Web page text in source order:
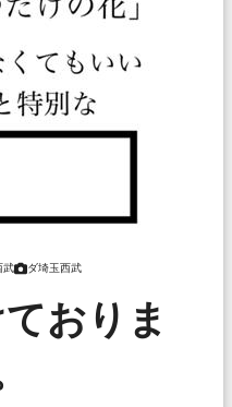
武 ダ埼玉西武
おりま